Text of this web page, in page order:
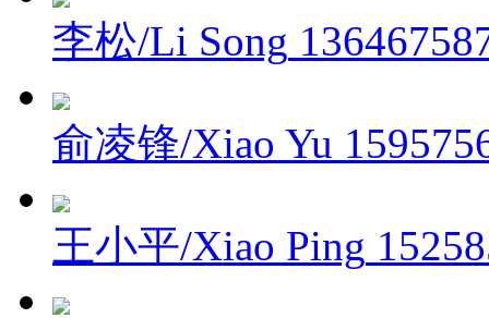
李松/Li Song
俞凌锋/Xiao Yu
王小平/Xiao Ping